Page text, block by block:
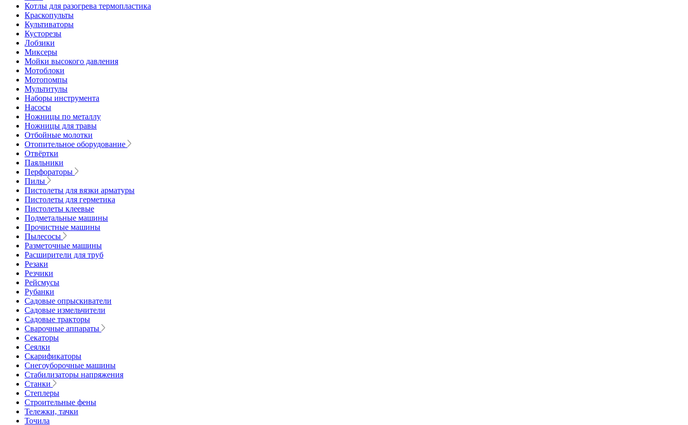
Котлы для разогрева термопластика
Краскопульты
Культиваторы
Кусторезы
Лобзики
Миксеры
Мойки высокого давления
Мотоблоки
Мотопомпы
Мультитулы
Наборы инструмента
Насосы
Ножницы по металлу
Ножницы для травы
Отбойные молотки
Отопительное оборудование
Отвёртки
Паяльники
Перфораторы
Пилы
Пистолеты для вязки арматуры
Пистолеты для герметика
Пистолеты клеевые
Подметальные машины
Прочистные машины
Пылесосы
Разметочные машины
Расширители для труб
Резаки
Резчики
Рейсмусы
Рубанки
Садовые опрыскиватели
Садовые измельчители
Садовые тракторы
Сварочные аппараты
Секаторы
Сеялки
Скарификаторы
Снегоуборочные машины
Стабилизаторы напряжения
Станки
Степлеры
Строительные фены
Тележки, тачки
Точила